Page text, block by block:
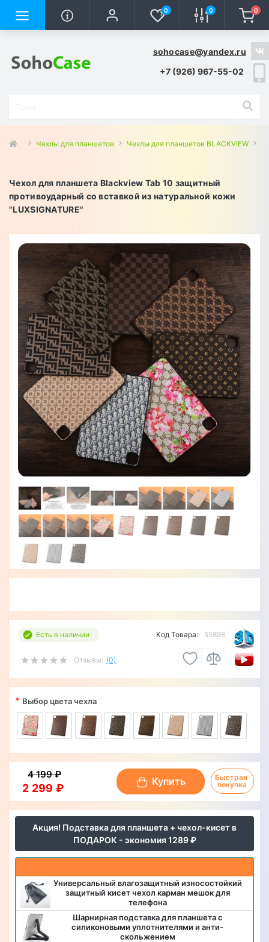
0 0 0
sohocase@yandex.ru
+7 (926) 967-55-02
Чехлы для планшетов Чехлы для планшетов BLACKVIEW
Чехол для планшета Blackview Tab 10 защитный
противоударный со вставкой из натуральной кожи
"LUXSIGNATURE"
Есть в наличии
Отзывы: (0)
Код Товара: 55898
Акция! Подставка для планшета + чехол-кисет в
ПОДАРОК - экономия 1289 ₽
Универсальный влагозащитный износостойкий
защитный кисет чехол карман мешок для
телефона
Шарнирная подставка для планшета с
силиконовыми уплотнителями и анти-
скольжением
* Выбор цвета чехла
2 299 ₽
4 199 ₽
Купить
Быстрая
покупка